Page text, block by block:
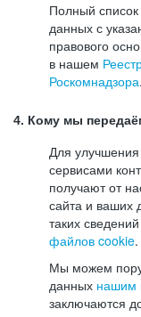
Полный
данных с
правового
в нашем
Роскомнадзора.
4. Кому мы
Для
сервисами
получают от
сайта и ваших
таких
файлов cookie.
Мы можем
данных нашим
заключаются